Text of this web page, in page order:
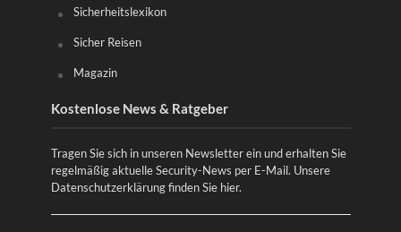
Sicherheitslexikon
Sicher Reisen
Magazin
Kostenlose News & Ratgeber
Tragen Sie sich in unseren Newsletter ein und erhalten Sie
regelmäßig aktuelle Security-News per E-Mail. Unsere
Datenschutzerklärung finden Sie hier.